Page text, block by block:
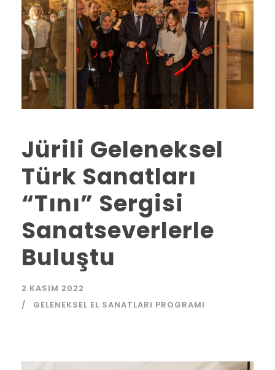
Jürili Geleneksel
Türk Sanatları
“Tını” Sergisi
Sanatseverlerle
Buluştu
2 KASIM 2022
GELENEKSEL EL SANATLARI PROGRAMI